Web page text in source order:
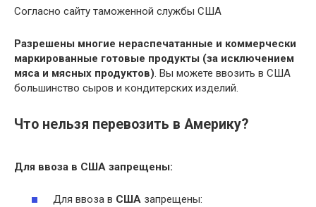
Согласно сайту таможенной службы США
Разрешены многие нераспечатанные и коммерчески
маркированные готовые продукты (за исключением
мяса и мясных продуктов). Вы можете ввозить в США
большинство сыров и кондитерских изделий.
Что нельзя перевозить в Америку?
Для ввоза в США запрещены:
Для ввоза в США запрещены: